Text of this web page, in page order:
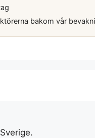
bakom vår